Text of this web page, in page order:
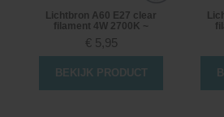
Lichtbron A60 E27 clear
filament 4W 2700K ~
€ 5,95
BEKIJK PRODUCT